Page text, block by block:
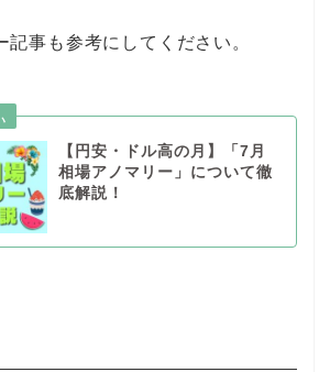
事も参考にしてください。
【円安・ドル高の月】「7月
相場アノマリー」について徹
底解説！